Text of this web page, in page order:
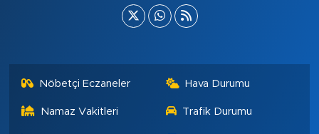
Nöbetçi Eczaneler Hava Durumu
Namaz Vakitleri Trafik Durumu